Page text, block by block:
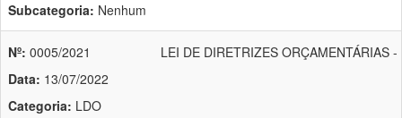
Subcategoria: Nenhum
Nº: 0005/2021
Data: 13/07/2022
Categoria: LDO
LEI DE DIRETRIZES ORÇAMENTÁRIAS